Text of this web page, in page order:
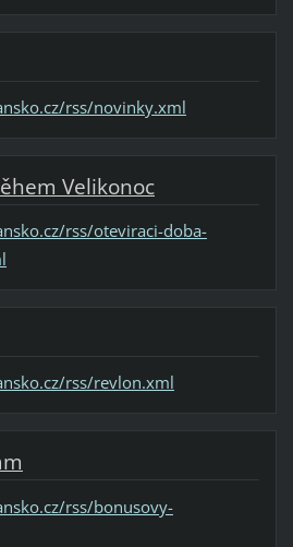
rss/novinky.xml
Velikonoc
rss/oteviraci-doba-
rss/revlon.xml
rss/bonusovy-